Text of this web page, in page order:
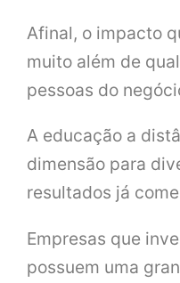
Afinal, o impacto
muito além de
pessoas do
A educação a
dimensão para
resultados já
Empresas que
possuem uma